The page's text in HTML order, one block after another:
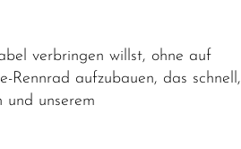
verbringen willst, ohne auf
Rennrad aufzubauen, das schnell,
unserem